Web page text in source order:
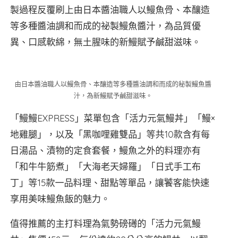
製過程反覆刷上由日本醬油職人以鰻魚骨、本釀造
等多種醬油調和而成的祕製鰻魚醬汁，為品質優
異、口感軟綿，無土腥味的新鰻賦予鹹甜滋味。
由日本醬油職人以鰻魚骨、本釀造等多種醬油調和而成的秘製鰻魚醬
汁，為新鰻賦予鹹甜滋味。
「鰻鰻EXPRESS」菜單包含「活力元氣鰻丼」「鰻×
地雞腿」，以及「黑咖哩雞雙品」等共10款含有每
日湯品、漬物的定食套餐，鰻魚之外的料理亦有
「和牛牛筋煮」「大海老天婦羅」「日式手工布
丁」等15款一品料理、甜點等單品，讓饕客能快速
享用美味鰻魚飯的魅力。
值得推薦的主打料理為氣勢磅礡的「活力元氣鰻